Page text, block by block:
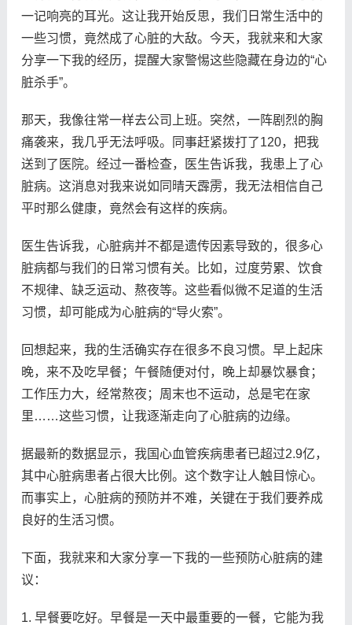
一记响亮的耳光。这让我开始反思，我们日常生活中的
一些习惯，竟然成了心脏的大敌。今天，我就来和大家
分享一下我的经历，提醒大家警惕这些隐藏在身边的“心
脏杀手”。
那天，我像往常一样去公司上班。突然，一阵剧烈的胸
痛袭来，我几乎无法呼吸。同事赶紧拨打了120，把我
送到了医院。经过一番检查，医生告诉我，我患上了心
脏病。这消息对我来说如同晴天霹雳，我无法相信自己
平时那么健康，竟然会有这样的疾病。
医生告诉我，心脏病并不都是遗传因素导致的，很多心
脏病都与我们的日常习惯有关。比如，过度劳累、饮食
不规律、缺乏运动、熬夜等。这些看似微不足道的生活
习惯，却可能成为心脏病的“导火索”。
回想起来，我的生活确实存在很多不良习惯。早上起床
晚，来不及吃早餐；午餐随便对付，晚上却暴饮暴食；
工作压力大，经常熬夜；周末也不运动，总是宅在家
里……这些习惯，让我逐渐走向了心脏病的边缘。
据最新的数据显示，我国心血管疾病患者已超过2.9亿，
其中心脏病患者占很大比例。这个数字让人触目惊心。
而事实上，心脏病的预防并不难，关键在于我们要养成
良好的生活习惯。
下面，我就来和大家分享一下我的一些预防心脏病的建
议：
1. 早餐要吃好。早餐是一天中最重要的一餐，它能为我